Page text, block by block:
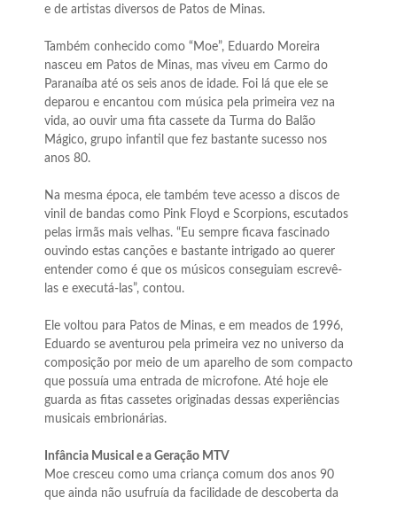
e de artistas diversos de Patos de Minas.
Também conhecido como “Moe”, Eduardo Moreira
nasceu em Patos de Minas, mas viveu em Carmo do
Paranaíba até os seis anos de idade. Foi lá que ele se
deparou e encantou com música pela primeira vez na
vida, ao ouvir uma fita cassete da Turma do Balão
Mágico, grupo infantil que fez bastante sucesso nos
anos 80.
Na mesma época, ele também teve acesso a discos de
vinil de bandas como Pink Floyd e Scorpions, escutados
pelas irmãs mais velhas. “Eu sempre ficava fascinado
ouvindo estas canções e bastante intrigado ao querer
entender como é que os músicos conseguiam escrevê-
las e executá-las”, contou.
Ele voltou para Patos de Minas, e em meados de 1996,
Eduardo se aventurou pela primeira vez no universo da
composição por meio de um aparelho de som compacto
que possuía uma entrada de microfone. Até hoje ele
guarda as fitas cassetes originadas dessas experiências
musicais embrionárias.
Infância Musical e a Geração MTV
Moe cresceu como uma criança comum dos anos 90
que ainda não usufruía da facilidade de descoberta da